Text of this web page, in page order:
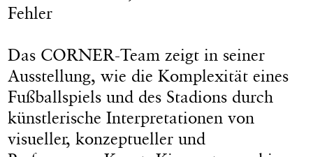
Fehler
Das CORNER-Team zeigt in seiner
Ausstellung, wie die Komplexität eines
Fußballspiels und des Stadions durch
künstlerische Interpretationen von
visueller, konzeptueller und